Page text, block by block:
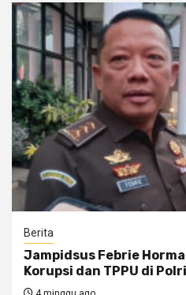
Berita
Jampidsus Febrie
Korupsi dan TPPU di Polri